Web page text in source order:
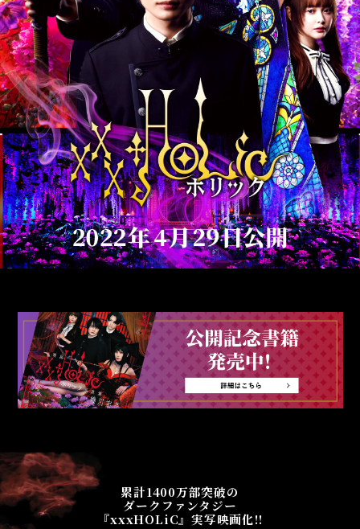
累計1400万部突破の
ダークファンタジー
『xxxHOLiC』実写映画化!!